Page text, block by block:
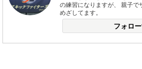
の練習になりますが、 親子で
めざしてます。
フォロ